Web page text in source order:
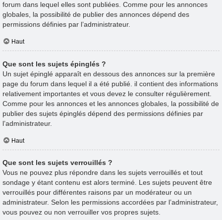
forum dans lequel elles sont publiées. Comme pour les annonces
globales, la possibilité de publier des annonces dépend des
permissions définies par l’administrateur.
Haut
Que sont les sujets épinglés ?
Un sujet épinglé apparaît en dessous des annonces sur la première
page du forum dans lequel il a été publié. il contient des informations
relativement importantes et vous devez le consulter régulièrement.
Comme pour les annonces et les annonces globales, la possibilité de
publier des sujets épinglés dépend des permissions définies par
l’administrateur.
Haut
Que sont les sujets verrouillés ?
Vous ne pouvez plus répondre dans les sujets verrouillés et tout
sondage y étant contenu est alors terminé. Les sujets peuvent être
verrouillés pour différentes raisons par un modérateur ou un
administrateur. Selon les permissions accordées par l’administrateur,
vous pouvez ou non verrouiller vos propres sujets.